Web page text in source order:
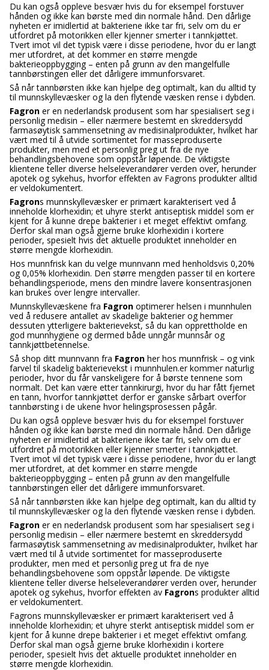
Du kan også oppleve besvær hvis du for eksempel forstuver
hånden og ikke kan børste med din normale hånd. Den dårlige
nyheten er imidlertid at bakteriene ikke tar fri, selv om du er
utfordret på motorikken eller kjenner smerter i tannkjøttet.
Tvert imot vil det typisk være i disse periodene, hvor du er langt
mer utfordret, at det kommer en større mengde
bakterieoppbygging – enten på grunn av den mangelfulle
tannbørstingen eller det dårligere immunforsvaret.
Så når tannbørsten ikke kan hjelpe deg optimalt, kan du alltid ty
til munnskyllevæsker og la den flytende væsken rense i dybden.
Fagron er en nederlandsk produsent som har spesialisert seg i
personlig medisin – eller nærmere bestemt en skreddersydd
farmasøytisk sammensetning av medisinalprodukter, hvilket har
vært med til å utvide sortimentet for masseproduserte
produkter, men med et personlig preg ut fra de nye
behandlingsbehovene som oppstår løpende. De viktigste
klientene teller diverse helseleverandører verden over, herunder
apotek og sykehus, hvorfor effekten av Fagrons produkter alltid
er veldokumentert.
Fagrons munnskyllevæsker er primært karakterisert ved å
inneholde klorhexidin; et uhyre sterkt antiseptisk middel som er
kjent for å kunne drepe bakterier i et meget effektivt omfang.
Derfor skal man også gjerne bruke klorhexidin i kortere
perioder, spesielt hvis det aktuelle produktet inneholder en
større mengde klorhexidin.
Hos munnfrisk kan du velge munnvann med henholdsvis 0,20%
og 0,05% klorhexidin. Den større mengden passer til en kortere
behandlingsperiode, mens den mindre lavere konsentrasjonen
kan brukes over lengre intervaller.
Munnskyllevæskene fra Fagron optimerer helsen i munnhulen
ved å redusere antallet av skadelige bakterier og hemmer
dessuten ytterligere bakterievekst, så du kan opprettholde en
god munnhygiene og dermed både unngår munnsår og
tannkjøttbetennelse.
Så shop ditt munnvann fra Fagron her hos munnfrisk – og vink
farvel til skadelig bakterievekst i munnhulen.er kommer naturlig
perioder, hvor du får vanskeligere for å børste tennene som
normalt. Det kan være etter tannkirurgi, hvor du har fått fjernet
en tann, hvorfor tannkjøttet derfor er ganske sårbart overfor
tannbørsting i de ukene hvor helingsprosessen pågår.
Du kan også oppleve besvær hvis du for eksempel forstuver
hånden og ikke kan børste med din normale hånd. Den dårlige
nyheten er imidlertid at bakteriene ikke tar fri, selv om du er
utfordret på motorikken eller kjenner smerter i tannkjøttet.
Tvert imot vil det typisk være i disse periodene, hvor du er langt
mer utfordret, at det kommer en større mengde
bakterieoppbygging – enten på grunn av den mangelfulle
tannbørstingen eller det dårligere immunforsvaret.
Så når tannbørsten ikke kan hjelpe deg optimalt, kan du alltid ty
til munnskyllevæsker og la den flytende væsken rense i dybden.
Fagron er en nederlandsk produsent som har spesialisert seg i
personlig medisin – eller nærmere bestemt en skreddersydd
farmasøytisk sammensetning av medisinalprodukter, hvilket har
vært med til å utvide sortimentet for masseproduserte
produkter, men med et personlig preg ut fra de nye
behandlingsbehovene som oppstår løpende. De viktigste
klientene teller diverse helseleverandører verden over, herunder
apotek og sykehus, hvorfor effekten av Fagrons produkter alltid
er veldokumentert.
Fagrons munnskyllevæsker er primært karakterisert ved å
inneholde klorhexidin; et uhyre sterkt antiseptisk middel som er
kjent for å kunne drepe bakterier i et meget effektivt omfang.
Derfor skal man også gjerne bruke klorhexidin i kortere
perioder, spesielt hvis det aktuelle produktet inneholder en
større mengde klorhexidin.